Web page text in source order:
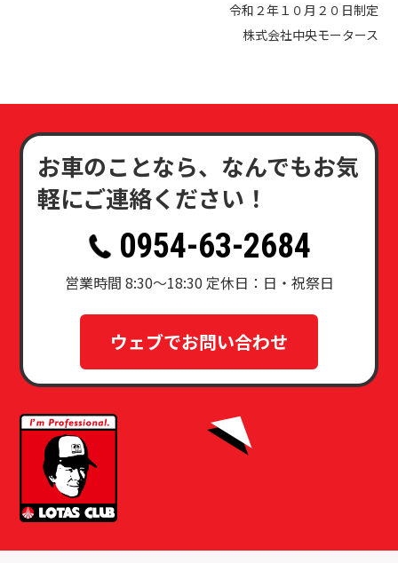
令和２年１０月２０日制定
株式会社中央モータース
お車のことなら、なんでもお気
軽にご連絡ください！
0954-63-2684
営業時間 8:30〜18:30 定休日：日・祝祭日
ウェブでお問い合わせ